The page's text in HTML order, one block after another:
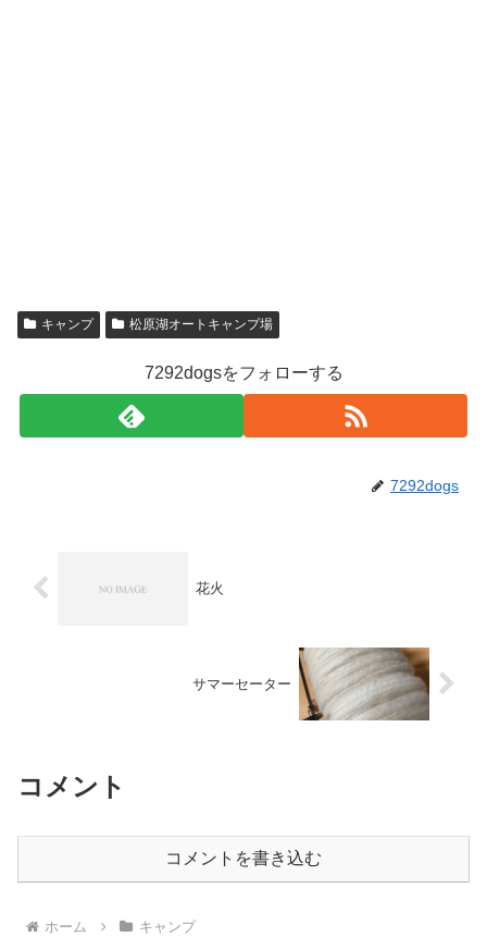
キャンプ 松原湖オートキャンプ場
7292dogsをフォローする
7292dogs
花火
サマーセーター
コメント
コメントを書き込む
ホーム キャンプ